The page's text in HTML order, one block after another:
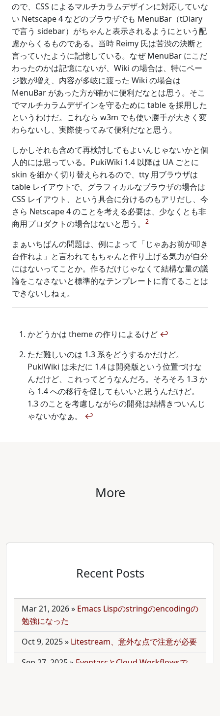
ので、CSS によるマルチカラムデザインに対応していな
い Netscape 4 などのブラウザでも MenuBar（tDiary
で言う sidebar）がちゃんと表示されるようにという配
慮からくるものである。当時 Reimy 氏は苦渋の決断と
言っていたように記憶している。なぜ MenuBar にこだ
わったのかは記憶にないが、Wiki の場合は、特にペー
ジ数が増え、内容が多岐に渡った Wiki の場合は
MenuBar があった方が確かに便利だなとは思う。そこ
でマルチカラムデザインを守るために table を採用した
というわけだ。これなら w3m でも使い勝手が大きく変
わらないし、実際使ってみて便利だなと思う。
しかしそれも含めて再検討してもよいんじゃないかと個
人的には思っている。PukiWiki 1.4 以降は UA ごとに
skin を細かく切り替えられるので、tty 用ブラウザは
table レイアウトで、グラフィカルなブラウザの場合は
CSS レイアウト、という具合に分けるのもアリだし、今
さら Netscape 4 のことを考える必要は、少なくとも非
商用プロダクトの場合はないと思う。
2
まぁいちばんの問題は、例によって「じゃあお前が叩き
台作れよ」と言われてもちゃんと作り上げる気力が自分
にはないってことか。作るだけじゃなくて結構な量の議
論をこなさないと標準的なテンプレートに育てることは
できないしねぇ。
かどうかは theme の作りによるけど ↩
ただ難しいのは 1.3 系をどうするかだけど。
PukiWiki は未だに 1.4 は開発版という位置づけな
んだけど、これってどうなんだろ。そろそろ 1.3 か
ら 1.4 への移行を促してもいいと思うんだけど。
1.3 のことを考慮しながらの開発は結構きついんじ
ゃないかなぁ。 ↩
More
Recent Posts
Mar 21, 2026» Emacs Lispのstringのencodingの
勉強になった
Oct 9, 2025» Litestream、意外な点で注意が必要
Sep 27, 2025 » EventarcとCloud Workflowsで